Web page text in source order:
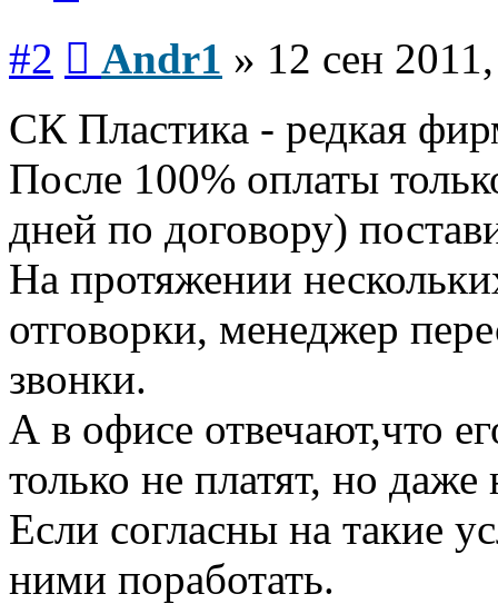
#2 Andr1 » 12 сен
СК Пластика - редкая
После 100% оплаты
дней по договору)
На протяжении
отговорки, менеджер
звонки.
А в офисе отвечают,что
только не платят, но даже
Если согласны на такие
ними поработать.